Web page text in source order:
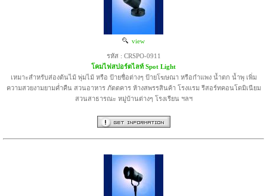
view
รหัส : CRSPO-0911
โคมไฟสปอร์ตไลท์ Spot Light
เหมาะสำหรับส่องต้นไม้ พุ่มไม้ หรือ ป้ายชื่อต่างๆ ป้ายโฆษณา หรือกำแพง น้ำตก น้ำพุ เพิ่ม
ความสวยงามยามค่ำคืน สวนอาหาร ภัตตคาร ห้างสพรรสินค้า โรงแรม รีสอร์ทคอนโดมิเนียม
สวนสาธารณะ หมู่บ้านต่างๆ โรงเรียน ฯลฯ